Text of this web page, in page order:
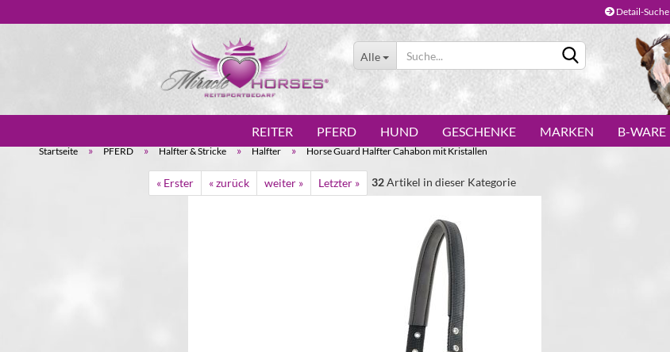
Detail-Suche
Alle
REITER PFERD HUND GESCHENKE MARKEN B-WARE
Startseite » PFERD » Halfter & Stricke » Halfter » Horse Guard Halfter Cahabon mit Kristallen
« Erster « zurück weiter » Letzter » 32Artikel in dieser Kategorie